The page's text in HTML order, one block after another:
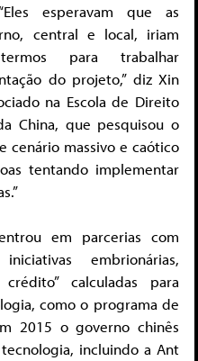
esperavam que as
central e local, iriam
para trabalhar
do projeto,” diz Xin
na Escola de Direito
China, que pesquisou o
cenário massivo e caótico
tentando implementar
em parcerias com
embrionárias,
calculadas para
como o programa de
2015 o governo chinês
incluindo a Ant